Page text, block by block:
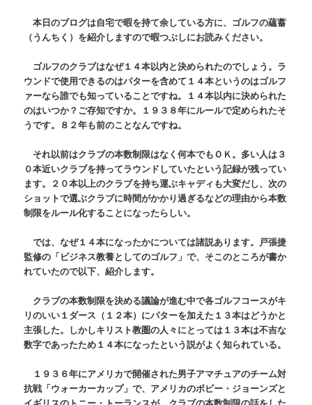
本日のブログは自宅で暇を持て余している方に、ゴルフの蘊蓄
（うんちく）を紹介しますので暇つぶしにお読みください。
ゴルフのクラブはなぜ１４本以内と決められたのでしょう。ラ
ウンドで使用できるのはパターを含めて１４本というのはゴルフ
ァーなら誰でも知っていることですね。１４本以内に決められた
のはいつか？ご存知ですか。１９３８年にルールで定められたそ
うです。８２年も前のことなんですね。
それ以前はクラブの本数制限はなく何本でもＯＫ。多い人は３
０本近いクラブを持ってラウンドしていたという記録が残ってい
ます。２０本以上のクラブを持ち運ぶキャディも大変だし、次の
ショットで選ぶクラブに時間がかかり過ぎるなどの理由から本数
制限をルール化することになったらしい。
では、なぜ１４本になったかについては諸説あります。戸張捷
監修の「ビジネス教養としてのゴルフ」で、そこのところが書か
れていたので以下、紹介します。
クラブの本数制限を決める議論が進む中で各ゴルフコースがキ
リのいい１ダース（１２本）にパターを加えた１３本はどうかと
主張した。しかしキリスト教圏の人々にとっては１３本は不吉な
数字であったため１４本になったという説がよく知られている。
１９３６年にアメリカで開催された男子アマチュアのチーム対
抗戦「ウォーカーカップ」で、アメリカのボビー・ジョーンズと